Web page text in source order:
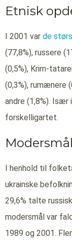
Etnisk
I 2001 var de
(77,8%), russere
(0,5%), Krim-
(0,3%), rumænere
andre (1,8%). Især
forskelligartet.
Modersmål
I henhold til
ukrainske
29,6% talte
modersmål var
1989 og 2001.